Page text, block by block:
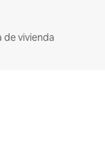
vivienda